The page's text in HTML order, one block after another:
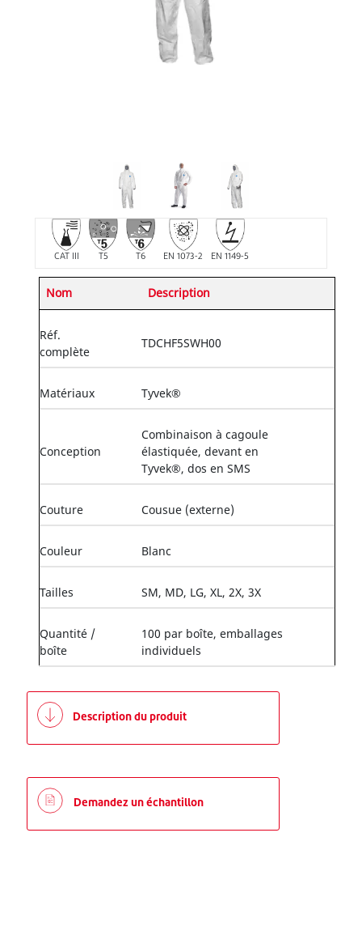
CAT III T5 T6 EN 1073-2 EN 1149-5
Nom Description
Réf.
complète
TDCHF5SWH00
Matériaux Tyvek®
Conception
Combinaison à cagoule
élastiquée, devant en
Tyvek®, dos en SMS
Couture Cousue (externe)
Couleur Blanc
Tailles SM, MD, LG, XL, 2X, 3X
Quantité /
boîte
100 par boîte, emballages
individuels
Description du produit
Demandez un échantillon